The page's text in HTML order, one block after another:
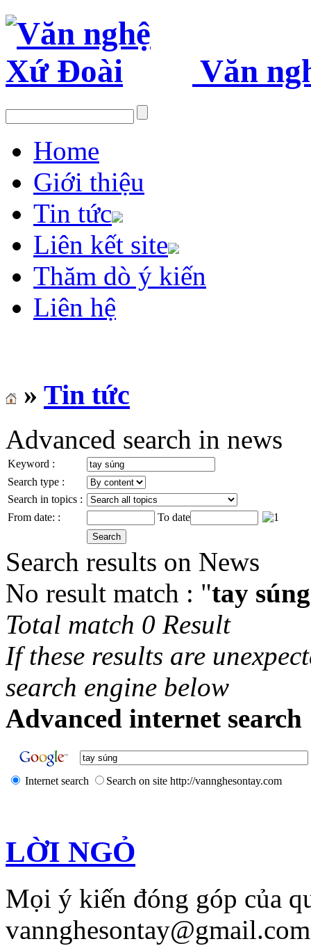
Văn
Home
Giới thiệu
Tin tức
Liên kết site
Thăm dò ý kiến
Liên hệ
» Tin tức
Advanced search in news
Keyword :
Search type :
Search in topics :
From date: :
To date
Search results on News
No result match : "tay súng
Total match 0 Result
If these results are
search engine below
Advanced internet search
Internet search Search on site http://vannghesontay.com
LỜI NGỎ
Mọi ý kiến đóng góp của